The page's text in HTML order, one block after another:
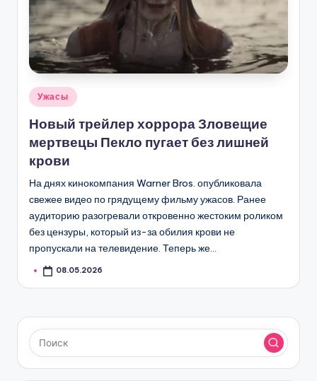
Опубликовано
Ужасы
Новый трейлер хоррора Зловещие
мертвецы Пекло пугает без лишней
крови
На днях кинокомпания Warner Bros. опубликовала
свежее видео по грядущему фильму ужасов. Ранее
аудиторию разогревали откровенно жестоким роликом
без цензуры, который из-за обилия крови не
пропускали на телевидение. Теперь же…
08.05.2026